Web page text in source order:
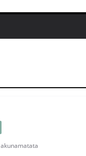
akunamatata